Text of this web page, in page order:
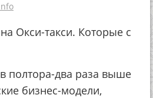
Окси-такси. Которые с
полтора-два раза выше
бизнес-модели,